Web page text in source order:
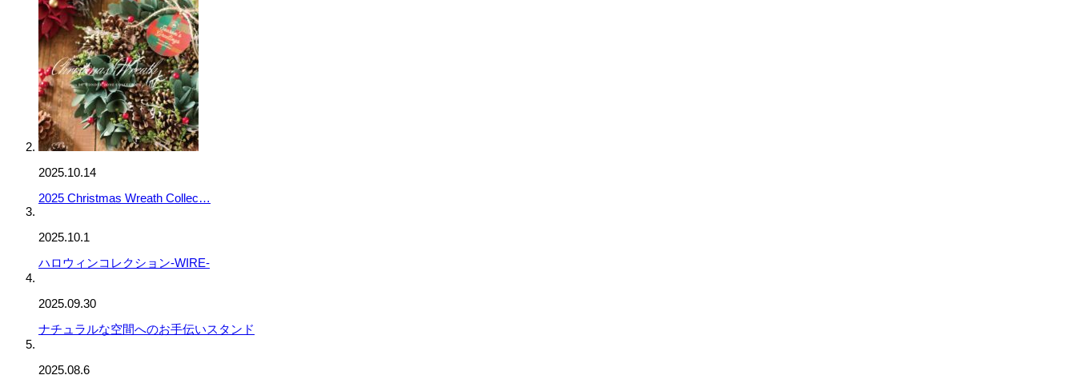
2025.10.14
2025 Christmas Wreath Collec…
2025.10.1
ハロウィンコレクション-WIRE-
2025.09.30
ナチュラルな空間へのお手伝いスタンド
2025.08.6